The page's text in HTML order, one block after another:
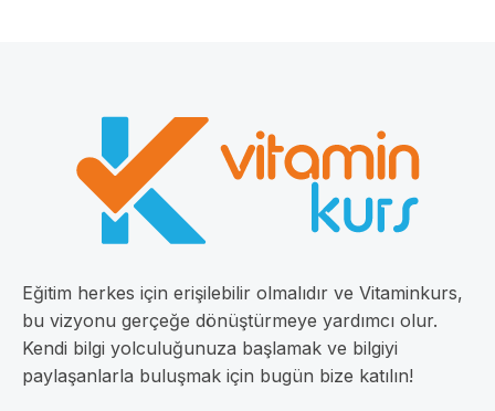
Eğitim herkes için erişilebilir olmalıdır ve Vitaminkurs,
bu vizyonu gerçeğe dönüştürmeye yardımcı olur.
Kendi bilgi yolculuğunuza başlamak ve bilgiyi
paylaşanlarla buluşmak için bugün bize katılın!